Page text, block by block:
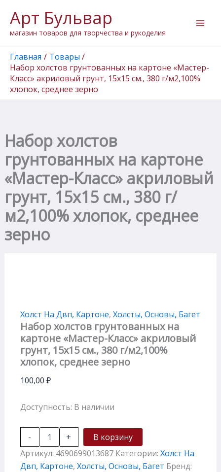
содержимому
Арт Бульвар
магазин товаров для творчества и рукоделия
Главная
Товары
Набор холстов грунтованных на картоне «Мастер-
Класс» акриловый грунт, 15х15 см., 380 г/м2,100%
хлопок, среднее зерно
Набор холстов
грунтованных на картоне
«Мастер-Класс» акриловый
грунт, 15х15 см., 380 г/
м2,100% хлопок, среднее
зерно
Холст На Двп, Картоне, Холсты, Основы, Багет
Набор холстов грунтованных на
картоне «Мастер-Класс» акриловый
грунт, 15х15 см., 380 г/м2,100%
хлопок, среднее зерно
100,00 ₽
Доступность: В наличии
-
товара
Набор
холстов
грунтованных
на
картоне
"Мастер-
Класс"
акриловый
380
г/
м2,100%
хлопок,
среднее
зерно
+
В корзину
Артикул: 4690699013687 Категории: Холст На
Двп, Картоне, Холсты, Основы, Багет Бренд: